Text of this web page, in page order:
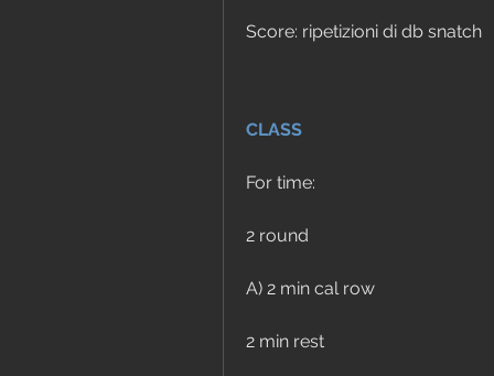
Score: ripetizioni di db snatch
CLASS
For time:
2 round
A) 2 min cal row
2 min rest